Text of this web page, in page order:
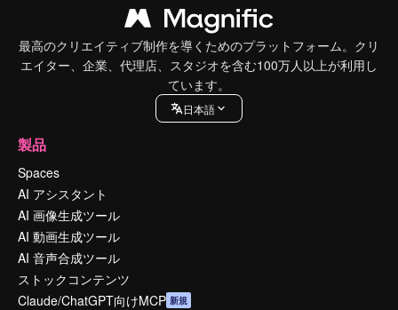
最高のクリエイティブ制作を導くためのプラットフォーム。クリ
エイター、企業、代理店、スタジオを含む100万人以上が利用し
ています。
日本語
製品
Spaces
AI アシスタント
AI 画像生成ツール
AI 動画生成ツール
AI 音声合成ツール
ストックコンテンツ
Claude/ChatGPT向けMCP 新規